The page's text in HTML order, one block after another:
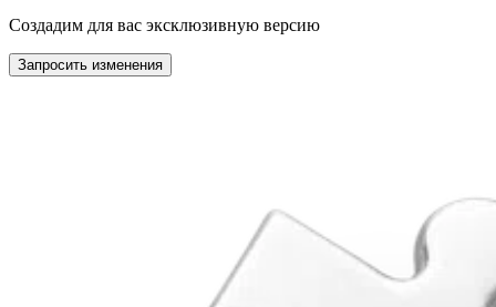
Создадим для вас эксклюзивную версию
Запросить изменения